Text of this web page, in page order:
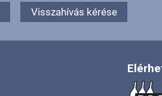
Visszahívás kérése